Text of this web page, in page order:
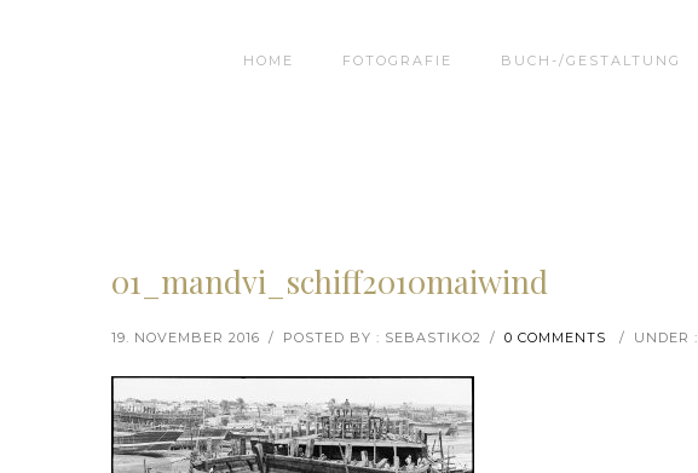
HOME FOTOGRAFIE BUCH-/GESTALTUNG
01_mandvi_schiff2010maiwind
19. NOVEMBER 2016 / POSTED BY : SEBASTIKO2 / 0 COMMENTS / UNDER :